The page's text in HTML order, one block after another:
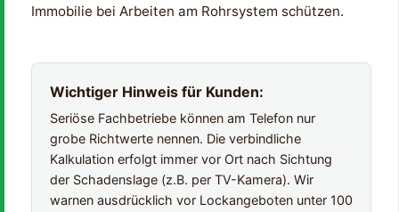
Immobilie bei Arbeiten am Rohrsystem schützen.
Wichtiger Hinweis für Kunden:
Seriöse Fachbetriebe können am Telefon nur
grobe Richtwerte nennen. Die verbindliche
Kalkulation erfolgt immer vor Ort nach Sichtung
der Schadenslage (z.B. per TV-Kamera). Wir
warnen ausdrücklich vor Lockangeboten unter 100